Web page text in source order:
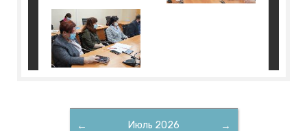
← →
Июль 2026